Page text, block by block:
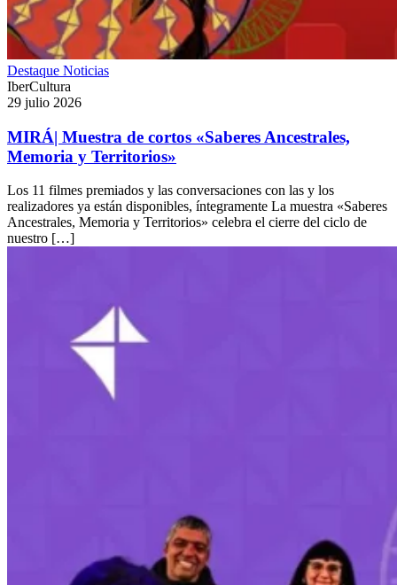
Destaque Noticias
IberCultura
29 julio 2026
MIRÁ| Muestra de cortos «Saberes Ancestrales,
Memoria y Territorios»
Los 11 filmes premiados y las conversaciones con las y los
realizadores ya están disponibles, íntegramente La muestra «Saberes
Ancestrales, Memoria y Territorios» celebra el cierre del ciclo de
nuestro […]